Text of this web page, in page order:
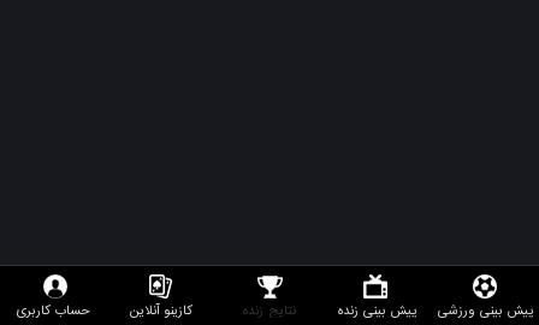
پیش بینی ورزشی پیش بینی زنده نتایج زنده کازینو آنلاین حساب کاربری